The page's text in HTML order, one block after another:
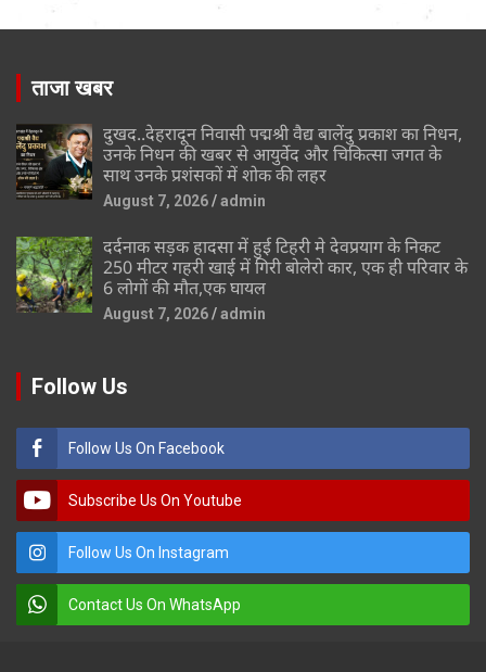
ताजा खबर
दुखद..देहरादून निवासी पद्मश्री वैद्य बालेंदु प्रकाश का निधन,
उनके निधन की खबर से आयुर्वेद और चिकित्सा जगत के
साथ उनके प्रशंसकों में शोक की लहर
August 7, 2026 admin
दर्दनाक सड़क हादसा में हुई टिहरी मे देवप्रयाग के निकट
250 मीटर गहरी खाई में गिरी बोलेरो कार, एक ही परिवार के
6 लोगों की मौत,एक घायल
August 7, 2026 admin
Follow Us
Follow Us On Facebook
Subscribe Us On Youtube
Follow Us On Instagram
Contact Us On WhatsApp